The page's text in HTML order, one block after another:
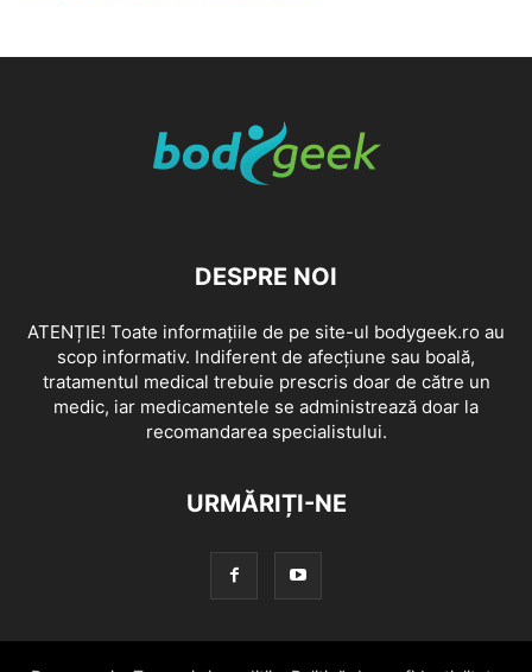
DESPRE NOI
ATENȚIE! Toate informațiile de pe site-ul bodygeek.ro au
scop informativ. Indiferent de afecțiune sau boală,
tratamentul medical trebuie prescris doar de către un
medic, iar medicamentele se administrează doar la
recomandarea specialistului.
URMĂRIȚI-NE